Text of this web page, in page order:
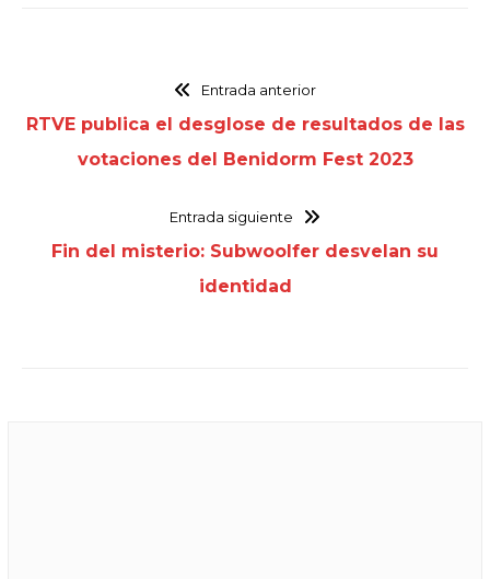
Entrada anterior
RTVE publica el desglose de resultados de las
votaciones del Benidorm Fest 2023
Entrada siguiente
Fin del misterio: Subwoolfer desvelan su
identidad